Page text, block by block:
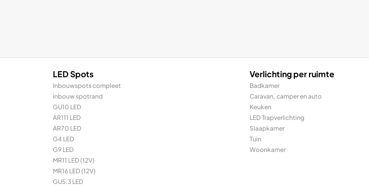
LED Spots
Inbouwspots compleet
inbouw spotrand
GU10 LED
AR111 LED
AR70 LED
G4 LED
G9 LED
MR11 LED (12V)
MR16 LED (12V)
GU5.3 LED
Verlichting per ruimte
Badkamer
Caravan, camper en auto
Keuken
LED Trapverlichting
Slaapkamer
Tuin
Woonkamer